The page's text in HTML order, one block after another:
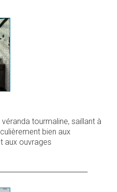
tourmaline, saillant à
bien aux
aux ouvrages